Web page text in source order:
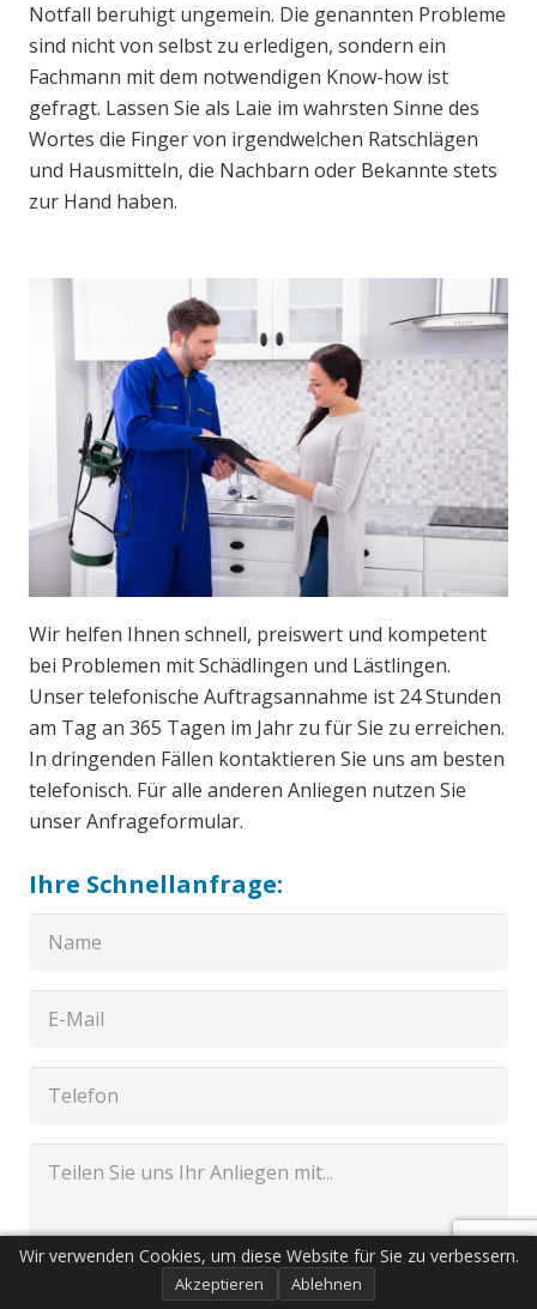
Notfall beruhigt ungemein. Die genannten Probleme
sind nicht von selbst zu erledigen, sondern ein
Fachmann mit dem notwendigen Know-how ist
gefragt. Lassen Sie als Laie im wahrsten Sinne des
Wortes die Finger von irgendwelchen Ratschlägen
und Hausmitteln, die Nachbarn oder Bekannte stets
zur Hand haben.
Wir helfen Ihnen schnell, preiswert und kompetent
bei Problemen mit Schädlingen und Lästlingen.
Unser telefonische Auftragsannahme ist 24 Stunden
am Tag an 365 Tagen im Jahr zu für Sie zu erreichen.
In dringenden Fällen kontaktieren Sie uns am besten
telefonisch. Für alle anderen Anliegen nutzen Sie
unser Anfrageformular.
Ihre Schnellanfrage:
Wir verwenden Cookies, um diese Website für Sie zu verbessern.
Akzeptieren Ablehnen